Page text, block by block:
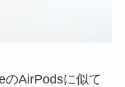
のAirPodsに似て